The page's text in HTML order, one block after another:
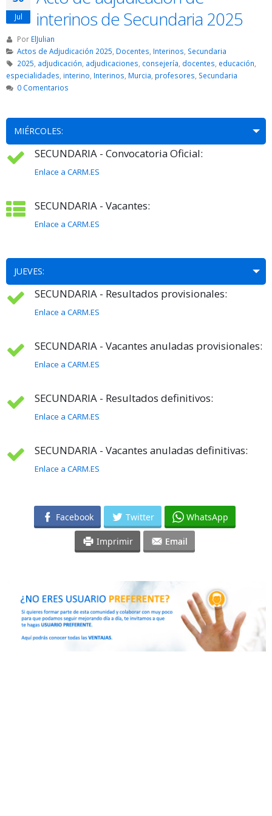
Jul
interinos de Secundaria 2025
Por ElJulian
Actos de Adjudicación 2025 Docentes Interinos Secundaria
2025, adjudicación, adjudicaciones, consejería, docentes, educación,
especialidades, interino, Interinos, Murcia, profesores, Secundaria
0 Comentarios
MIÉRCOLES:
SECUNDARIA - Convocatoria Oficial:
Enlace a CARM.ES
SECUNDARIA - Vacantes:
Enlace a CARM.ES
JUEVES:
SECUNDARIA - Resultados provisionales:
Enlace a CARM.ES
SECUNDARIA - Vacantes anuladas provisionales:
Enlace a CARM.ES
SECUNDARIA - Resultados definitivos:
Enlace a CARM.ES
SECUNDARIA - Vacantes anuladas definitivas:
Enlace a CARM.ES
Facebook Twitter WhatsApp
Imprimir Email